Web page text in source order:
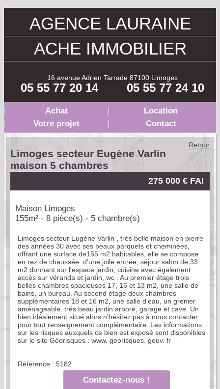
AGENCE LAURAINE
ACHE IMMOBILIER
16 avenue Adrien Tarrade 87100 Limoges
05 55 77 20 14 05 55 77 24 10
Achat
Location
Votre projet
Contact
Retour
Limoges secteur Eugène Varlin
maison 5 chambres
275 000 € FAI
Maison Limoges
155m² - 8 pièce(s) - 5 chambre(s)
Limoges secteur Eugène Varlin , trés belle maison en pierre
des années 30 avec ses beaux parquets et cheminées,
offrant une surface de155 m2 habitables, elle se compose
en rez de chaussée: d'une joile entrée, séjour salon de 33
m2 donnant sur l'espace jardin, cuisine avec également
accès sur véranda et jardin, wc . Au premier étage trois
belles chambres spacieuses 17, 16 et 13 m2, une salle de
bains, un bureau. Au second étage deux chambres
supplémentaires 18 et 16 m2, une salle d'eau, un grenier
aménageable. trés beau jardin arboré, garage et cave. Un
bien idéalement situé alors n'hésitez pas à nous contacter
pour tout renseignement complémentaire. Les informations
sur les risques auxquels ce bien est exposé sont disponibles
sur le site Géorisques : www. georisques. gouv. fr
Référence : 5182
Contactez-nous !